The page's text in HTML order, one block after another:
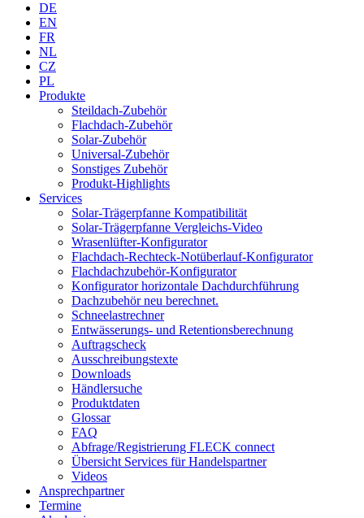
DE
EN
FR
NL
CZ
PL
Produkte
Steildach-Zubehör
Flachdach-Zubehör
Solar-Zubehör
Universal-Zubehör
Sonstiges Zubehör
Produkt-Highlights
Services
Solar-Trägerpfanne Kompatibilität
Solar-Trägerpfanne Vergleichs-Video
Wrasenlüfter-Konfigurator
Flachdach-Rechteck-Notüberlauf-Konfigurator
Flachdachzubehör-Konfigurator
Konfigurator horizontale Dachdurchführung
Dachzubehör neu berechnet.
Schneelastrechner
Entwässerungs- und Retentionsberechnung
Auftragscheck
Ausschreibungstexte
Downloads
Händlersuche
Produktdaten
Glossar
FAQ
Abfrage/Registrierung FLECK connect
Übersicht Services für Handelspartner
Videos
Ansprechpartner
Termine